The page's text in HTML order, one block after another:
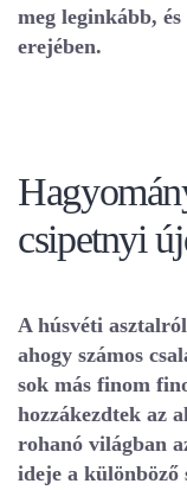
meg leginkább,
erejében.
csipetnyi
A húsvéti
ahogy számos
sok más finom
hozzákezdtek az
rohanó világban
ideje a különböző